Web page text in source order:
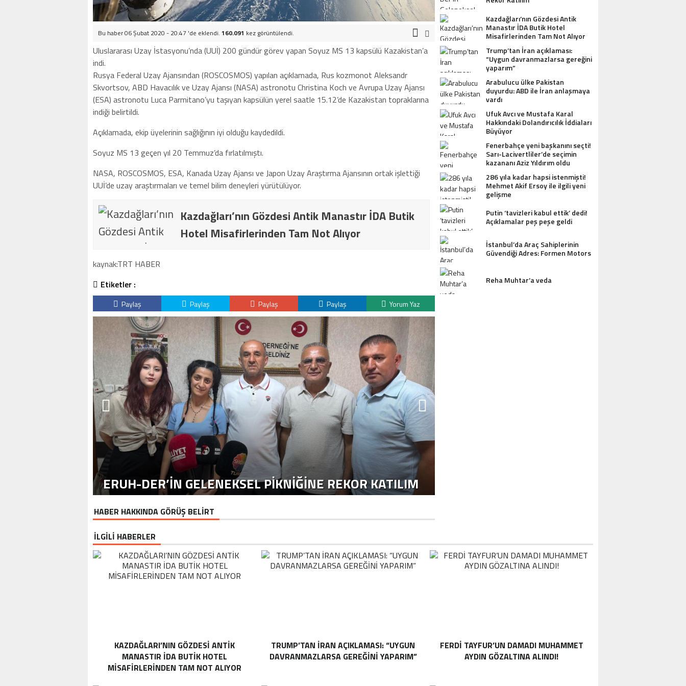
Bu haber 06 Şubat 2020 - 20:47 'de eklendi. 160.091 kez görüntülendi.
Uluslararası Uzay İstasyonu’nda (UUİ) 200 gündür görev yapan Soyuz MS 13 kapsülü Kazakistan’a
indi.
Rusya Federal Uzay Ajansından (ROSCOSMOS) yapılan açıklamada, Rus kozmonot Aleksandr
Skvortsov, ABD Havacılık ve Uzay Ajansı (NASA) astronotu Christina Koch ve Avrupa Uzay Ajansı
(ESA) astronotu Luca Parmitano’yu taşıyan kapsülün yerel saatle 15.12’de Kazakistan topraklarına
indiği belirtildi.
Açıklamada, ekip üyelerinin sağlığının iyi olduğu kaydedildi.
Soyuz MS 13 geçen yıl 20 Temmuz’da fırlatılmıştı.
NASA, ROSCOSMOS, ESA, Kanada Uzay Ajansı ve Japon Uzay Araştırma Ajansının ortak işlettiği
UUİ’de uzay araştırmaları ve temel bilim deneyleri yürütülüyor.
Kazdağları’nın Gözdesi Antik Manastır İDA Butik
Hotel Misafirlerinden Tam Not Alıyor
kaynak:TRT HABER
Etiketler :
Paylaş Paylaş Paylaş Paylaş Yorum Yaz
ERUH-DER’IN GELENEKSEL PIKNIĞINE REKOR KATILIM
HABER HAKKINDA GÖRÜŞ BELİRT
Kazdağları’nın Gözdesi Antik
Manastır İDA Butik Hotel
Misafirlerinden Tam Not Alıyor
Trump’tan İran açıklaması:
“Uygun davranmazlarsa gereğini
yaparım”
Arabulucu ülke Pakistan
duyurdu: ABD ile İran anlaşmaya
vardı
Ufuk Avcı ve Mustafa Karal
Hakkındaki Dolandırıcılık İddiaları
Büyüyor
Fenerbahçe yeni başkanını seçti!
Sarı-Lacivertliler’de seçimin
kazananı Aziz Yıldırım oldu
286 yıla kadar hapsi istenmişti!
Mehmet Akif Ersoy ile ilgili yeni
gelişme
Putin ‘tavizleri kabul ettik’ dedi!
Açıklamalar peş peşe geldi
İstanbul’da Araç Sahiplerinin
Güvendiği Adres: Formen Motors
Reha Muhtar’a veda
İLGİLİ HABERLER
KAZDAĞLARI’NIN GÖZDESI ANTIK
MANASTIR İDA BUTIK HOTEL
MISAFIRLERINDEN TAM NOT ALIYOR
TRUMP’TAN İRAN AÇIKLAMASI: “UYGUN
DAVRANMAZLARSA GEREĞINI YAPARIM”
FERDI TAYFUR’UN DAMADI MUHAMMET
AYDIN GÖZALTINA ALINDI!